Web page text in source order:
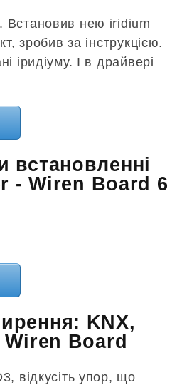
Встановив нею iridium
зробив за інструкцією.
іридіуму. І в драйвері
встановленні
- Wiren Board 6
KNX,
Wiren Board
відкусіть упор, що